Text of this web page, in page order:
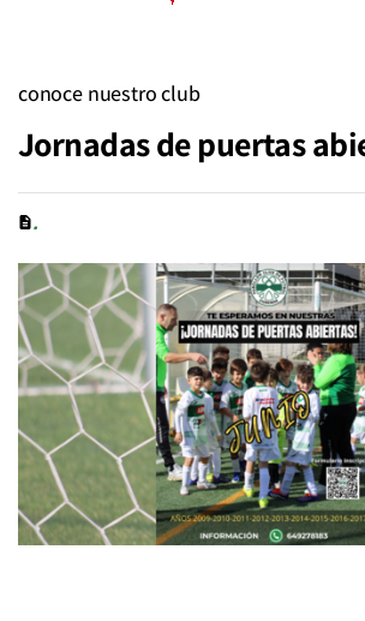
conoce nuestro club
Jornadas de puertas
.